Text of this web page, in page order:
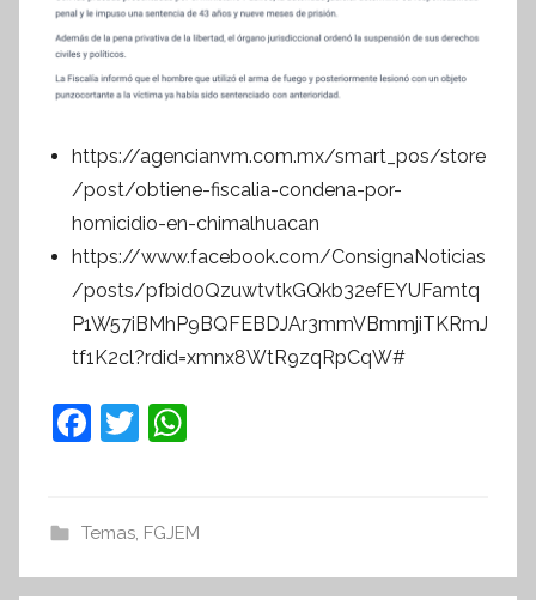
https://agencianvm.com.mx/smart_pos/store
/post/obtiene-fiscalia-condena-por-
homicidio-en-chimalhuacan
https://www.facebook.com/ConsignaNoticias
/posts/pfbid0QzuwtvtkGQkb32efEYUFamtq
P1W57iBMhP9BQFEBDJAr3mmVBmmjiTKRmJ
tf1K2cl?rdid=xmnx8WtR9zqRpCqW#
F
e
b
T
er s
A
Temas, FGJEM